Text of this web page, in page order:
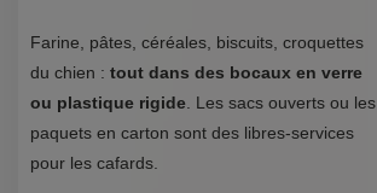
Farine, pâtes, céréales, biscuits, croquettes
du chien : tout dans des bocaux en verre
ou plastique rigide . Les sacs ouverts ou les
paquets en carton sont des libres-services
pour les cafards.